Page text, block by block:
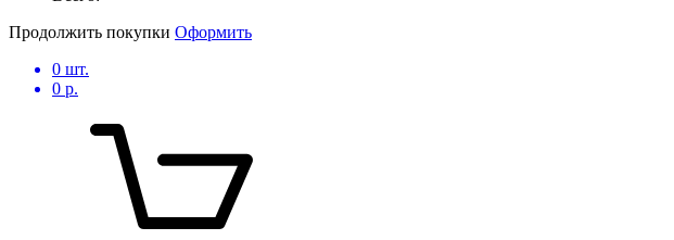
Продолжить покупки Оформить
0 шт.
0 р.